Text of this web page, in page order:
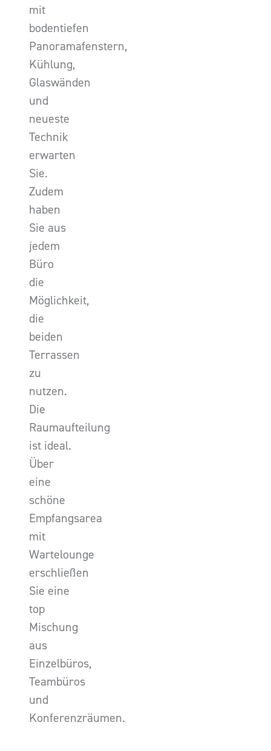
mit
bodentiefen
Panoramafenstern,
Kühlung,
Glaswänden
und
neueste
Technik
erwarten
Sie.
Zudem
haben
Sie aus
jedem
Büro
die
Möglichkeit,
die
beiden
Terrassen
zu
nutzen.
Die
Raumaufteilung
ist ideal.
Über
eine
schöne
Empfangsarea
mit
Wartelounge
erschließen
Sie eine
top
Mischung
aus
Einzelbüros,
Teambüros
und
Konferenzräumen.